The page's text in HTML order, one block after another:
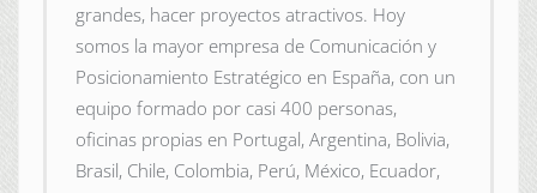
grandes, hacer proyectos atractivos. Hoy
somos la mayor empresa de Comunicación y
Posicionamiento Estratégico en España, con un
equipo formado por casi 400 personas,
oficinas propias en Portugal, Argentina, Bolivia,
Brasil, Chile, Colombia, Perú, México, Ecuador,